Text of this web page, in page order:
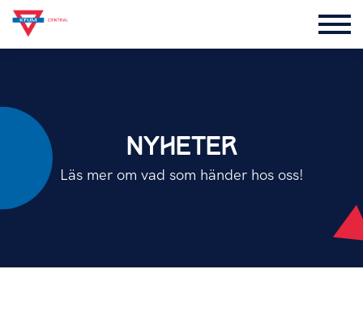
NYHETER
Läs mer om vad som händer hos oss!